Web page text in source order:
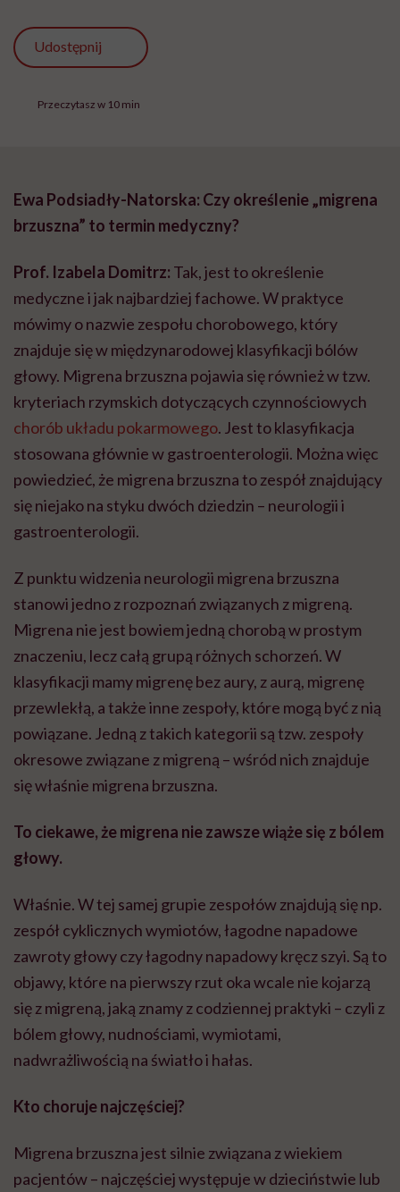
Udostępnij
Przeczytasz w 10 min
Ewa Podsiadły-Natorska: Czy określenie „migrena
brzuszna” to termin medyczny?
Prof. Izabela Domitrz: Tak, jest to określenie
medyczne i jak najbardziej fachowe. W praktyce
mówimy o nazwie zespołu chorobowego, który
znajduje się w międzynarodowej klasyfikacji bólów
głowy. Migrena brzuszna pojawia się również w tzw.
kryteriach rzymskich dotyczących czynnościowych
chorób układu pokarmowego. Jest to klasyfikacja
stosowana głównie w gastroenterologii. Można więc
powiedzieć, że migrena brzuszna to zespół znajdujący
się niejako na styku dwóch dziedzin – neurologii i
gastroenterologii.
Z punktu widzenia neurologii migrena brzuszna
stanowi jedno z rozpoznań związanych z migreną.
Migrena nie jest bowiem jedną chorobą w prostym
znaczeniu, lecz całą grupą różnych schorzeń. W
klasyfikacji mamy migrenę bez aury, z aurą, migrenę
przewlekłą, a także inne zespoły, które mogą być z nią
powiązane. Jedną z takich kategorii są tzw. zespoły
okresowe związane z migreną – wśród nich znajduje
się właśnie migrena brzuszna.
To ciekawe, że migrena nie zawsze wiąże się z bólem
głowy.
Właśnie. W tej samej grupie zespołów znajdują się np.
zespół cyklicznych wymiotów, łagodne napadowe
zawroty głowy czy łagodny napadowy kręcz szyi. Są to
objawy, które na pierwszy rzut oka wcale nie kojarzą
się z migreną, jaką znamy z codziennej praktyki – czyli z
bólem głowy, nudnościami, wymiotami,
nadwrażliwością na światło i hałas.
Kto choruje najczęściej?
Migrena brzuszna jest silnie związana z wiekiem
pacjentów – najczęściej występuje w dzieciństwie lub